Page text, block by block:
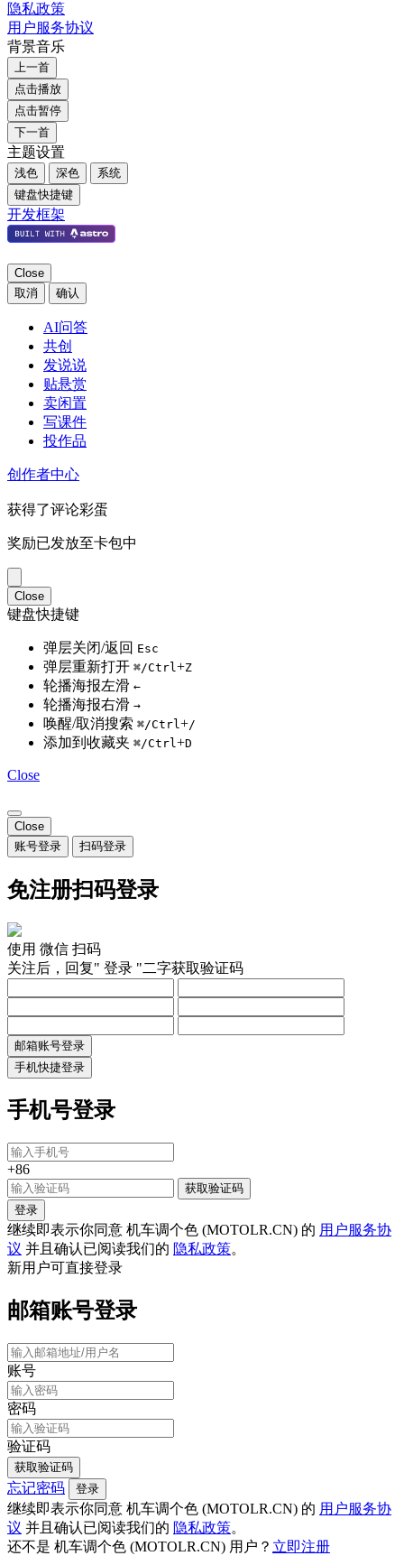
隐私政策
用户服务协议
背景音乐
上一首
点击播放
点击暂停
下一首
主题设置
浅色 深色
系统
键盘快捷键
开发框架
Close
取消
确认
AI问答
共创
发说说
贴悬赏
卖闲置
写课件
投作品
创作者中心
获得了评论彩蛋
奖励已发放至卡包中
Close
键盘快捷键
弹层关闭/返回 Esc
弹层重新打开 ⌘/Ctrl+Z
轮播海报左滑 ←
轮播海报右滑 →
唤醒/取消搜索 ⌘/Ctrl+/
添加到收藏夹 ⌘/Ctrl+D
Close
Close
账号登录
扫码登录
免注册扫码登录
使用 微信 扫码
关注后，回复" 登录 "二字获取验证码
邮箱账号登录
手机快捷登录
手机号登录
+86
获取验证码
登录
继续即表示你同意 机车调个色 (MOTOLR.CN) 的 用户服务协
议 并且确认已阅读我们的 隐私政策。
新用户可直接登录
邮箱账号登录
账号
密码
验证码
获取验证码
忘记密码 登录
继续即表示你同意 机车调个色 (MOTOLR.CN) 的 用户服务协
议 并且确认已阅读我们的 隐私政策。
还不是 机车调个色 (MOTOLR.CN) 用户？ 立即注册